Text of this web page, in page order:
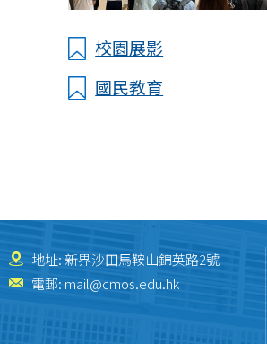
校園展影
國民教育
地址: 新界沙田馬鞍山錦英路2號
電郵: mail@cmos.edu.hk